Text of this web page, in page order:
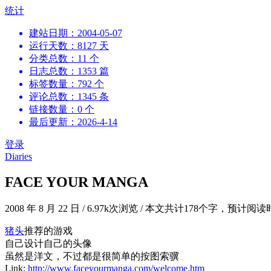
跳
统计
建站日期：2004-05-07
运行天数：8127 天
分类总数：11 个
日志总数：1353 篇
标签数量：792 个
评论总数：1345 条
链接数量：0 个
最后更新：2026-4-14
登录
Diaries
FACE YOUR MANGA
2008 年 8 月 22 日 /6.97k次浏览 /本文共计178个字，预计阅读
猪头推荐的游戏
自己设计自己的头像
虽然是洋文，不过都是很简单的按图索骥
Link: http://www.faceyourmanga.com/welcome.htm